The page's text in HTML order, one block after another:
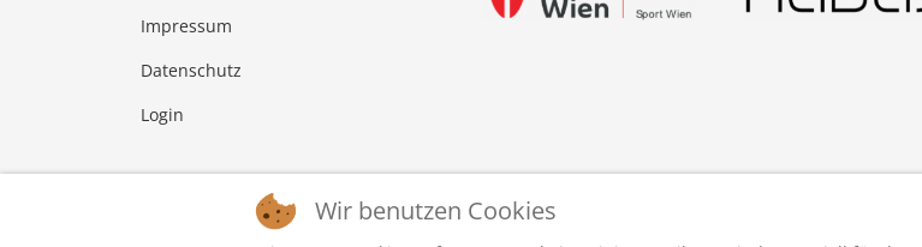
Impressum
Datenschutz
Login
© 2026 © WTTV - Wiener Tischtennis Verband. Gestaltet und betreut von
Wir benutzen Cookies